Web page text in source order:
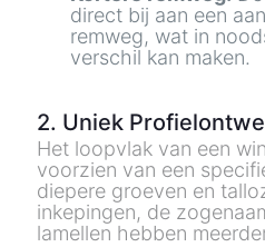
direct bij aan een
remweg, wat in
verschil kan maken.
2. Uniek
Het loopvlak van een
voorzien van een
diepere groeven en
inkepingen, de
lamellen hebben